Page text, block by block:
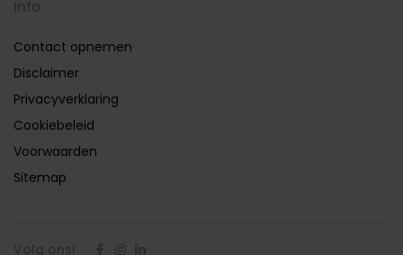
Contact opnemen
Disclaimer
Privacyverklaring
Cookiebeleid
Voorwaarden
Sitemap